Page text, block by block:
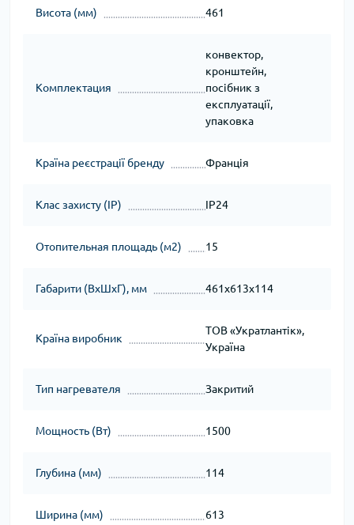
Висота (мм) 461
Комплектация
конвектор,
кронштейн,
посібник з
експлуатації,
упаковка
Країна реєстрації бренду Франція
Клас захисту (IP) IP24
Отопительная площадь (м2) 15
Габарити (ВхШхГ), мм 461x613x114
Країна виробник
ТОВ «Укратлантік»,
Україна
Тип нагревателя Закритий
Мощность (Вт) 1500
Глубина (мм) 114
Ширина (мм) 613